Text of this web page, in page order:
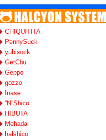
CHIQUITITA
PennySuck
yubisuck
GetChu
Geppo
gozzo
Inase
“N”Shico
HIBUTA
Mehada
halshico